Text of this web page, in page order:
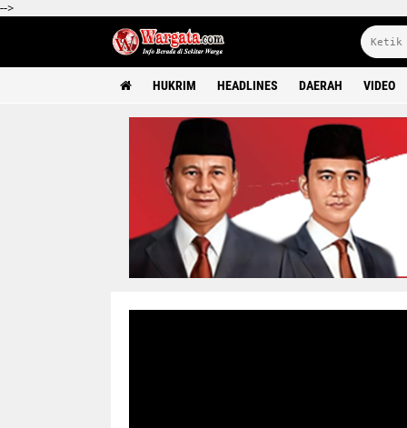
-->
HUKRIM HEADLINES DAERAH VIDEO